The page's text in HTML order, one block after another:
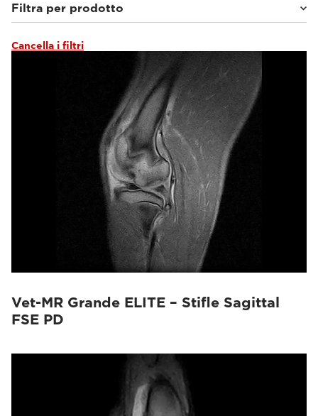
Filtra per prodotto
Vet-MR Grande ELITE
Cancella i filtri
Vet-MR Grande ELITE – Stifle Sagittal
FSE PD